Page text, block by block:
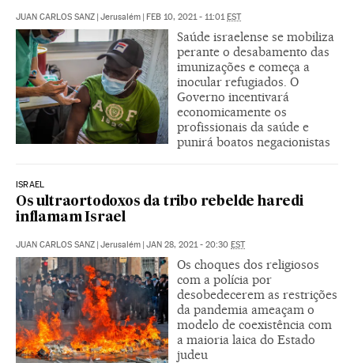
JUAN CARLOS SANZ | Jerusalém | FEB 10, 2021 - 11:01EST
Saúde israelense se mobiliza
perante o desabamento das
imunizações e começa a
inocular refugiados. O
Governo incentivará
economicamente os
profissionais da saúde e
punirá boatos negacionistas
ISRAEL
Os ultraortodoxos da tribo rebelde haredi
inflamam Israel
JUAN CARLOS SANZ | Jerusalém | JAN 28, 2021 - 20:30 EST
Os choques dos religiosos
com a polícia por
desobedecerem as restrições
da pandemia ameaçam o
modelo de coexistência com
a maioria laica do Estado
judeu